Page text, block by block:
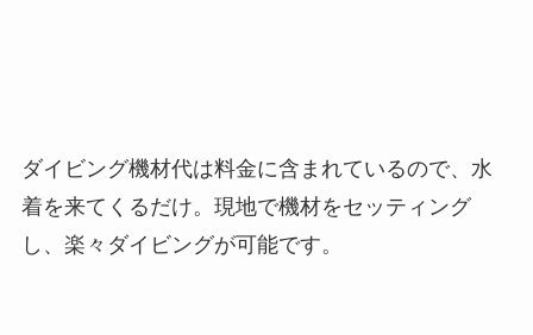
ダイビング機材代は料金に含まれているので、水
着を来てくるだけ。現地で機材をセッティング
し、楽々ダイビングが可能です。